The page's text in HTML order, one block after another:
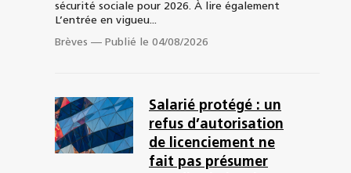
sécurité sociale pour 2026. À lire également
L’entrée en vigueu...
Brèves — Publié le 04/08/2026
Salarié protégé : un
refus d’autorisation
de licenciement ne
fait pas présumer